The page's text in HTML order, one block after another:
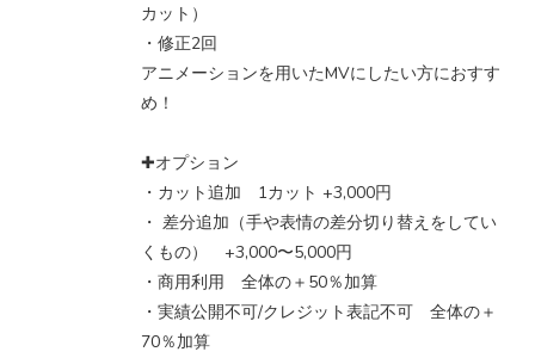
カット）
・修正2回
アニメーションを用いたMVにしたい方におすす
め！
✚オプション
・カット追加 1カット +3,000円
・ 差分追加（手や表情の差分切り替えをしてい
くもの） +3,000〜5,000円
・商用利用 全体の＋50％加算
・実績公開不可/クレジット表記不可 全体の＋
70％加算